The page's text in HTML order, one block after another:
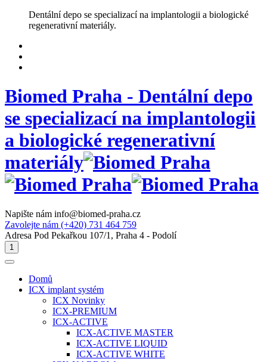
Dentální depo se specializací na implantologii a biologické
regenerativní materiály.
Biomed Praha - Dentální depo
se specializací na implantologii
a biologické regenerativní
materiály
Napište nám info@biomed-praha.cz
Zavolejte nám (+420) 731 464 759
Adresa Pod Pekařkou 107/1, Praha 4 - Podolí
1
Domů
ICX implant systém
ICX Novinky
ICX-PREMIUM
ICX-ACTIVE
ICX-ACTIVE MASTER
ICX-ACTIVE LIQUID
ICX-ACTIVE WHITE